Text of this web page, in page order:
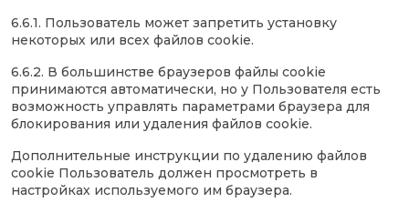
6.6.1. Пользователь может запретить установку
некоторых или всех файлов cookie.
6.6.2. В большинстве браузеров файлы сookie
принимаются автоматически, но у Пользователя есть
возможность управлять параметрами браузера для
блокирования или удаления файлов сookie.
Дополнительные инструкции по удалению файлов
cookie Пользователь должен просмотреть в
настройках используемого им браузера.